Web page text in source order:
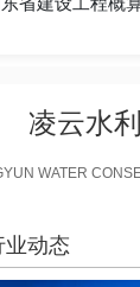
凌云水利
WATER
业动态